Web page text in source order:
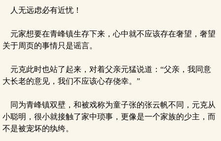
人无远虑必有近忧！
元家想要在青峰镇生存下来，心中就不应该存在奢望，奢望
关于周页的事情只是谣言。
元克此时也站了起来，对着父亲元猛说道：“父亲，我同意
大长老的意见，我们不应该心存侥幸。”
同为青峰镇双壁，和被戏称为童子张的张云帆不同，元克从
小聪明，很小就接触了家中琐事，更像是一个家族的少主，而
不是被宠坏的纨绔。